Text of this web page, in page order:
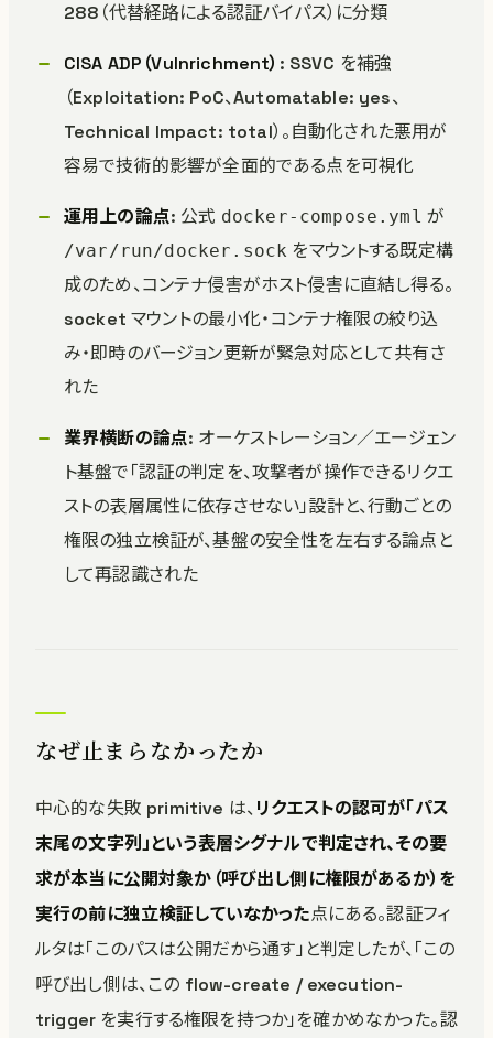
288（代替経路による認証バイパス）に分類
CISA ADP（Vulnrichment） : SSVC を補強
（Exploitation: PoC、Automatable: yes、
Technical Impact: total）。自動化された悪用が
容易で技術的影響が全面的である点を可視化
運用上の論点: 公式 docker-compose.yml が
/var/run/docker.sock をマウントする既定構
成のため、コンテナ侵害がホスト侵害に直結し得る。
socket マウントの最小化・コンテナ権限の絞り込
み・即時のバージョン更新が緊急対応として共有さ
れた
業界横断の論点: オーケストレーション／エージェン
ト基盤で「認証の判定を、攻撃者が操作できるリクエ
ストの表層属性に依存させない」設計と、行動ごとの
権限の独立検証が、基盤の安全性を左右する論点と
して再認識された
なぜ止まらなかったか
中心的な失敗 primitive は、リクエストの認可が「パス
末尾の文字列」という表層シグナルで判定され、その要
求が本当に公開対象か（呼び出し側に権限があるか）を
実行の前に独立検証していなかった点にある。認証フィ
ルタは「このパスは公開だから通す」と判定したが、「この
呼び出し側は、この flow-create / execution-
trigger を実行する権限を持つか」を確かめなかった。認